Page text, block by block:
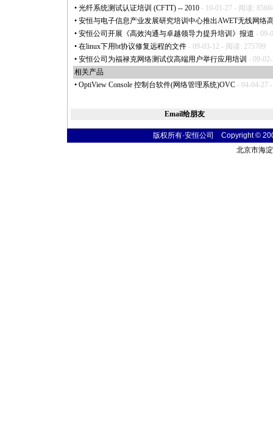
• 光纤系统测试认证培训 (CFTT) -- 2010 - 10-01-27 - 阅读:
• 安恒与电子信息产业发展研究培训中心推出AWET无线网络
• 安恒公司开展《高效沟通与卓越领导力提升培训》报道 - 09-
• 在linux下用bt协议修复远程的文件 - 09-03-12 - 阅读: 275709
• 安恒公司为福禄克网络测试仪高端用户举行应用培训 - 09-
相关产品
• OptiView Console 控制台软件(网络管理系统)OVC - 04-04-27
Email给朋友
版权所有·安恒公司 Copyright ©
北京市海